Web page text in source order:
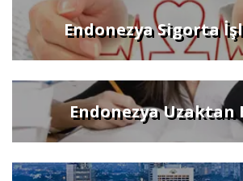
Endonezya Sigorta
Endonezya Uzaktan